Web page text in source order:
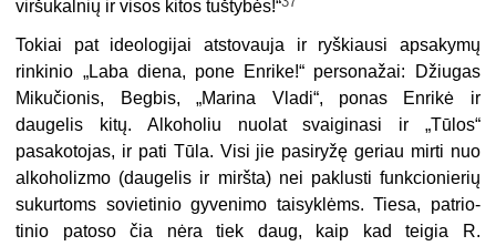
viršukalnių ir visos kitos tuštybės!“
Tokiai pat ideologijai atstovauja ir ryškiausi apsakymų
rinkinio „Laba diena, pone Enrike!“ personažai: Džiugas
Mikučionis, Begbis, „Marina Vladi“, ponas Enrikė ir
daugelis kitų. Alkoholiu nuolat svaiginasi ir „Tūlos“
pasakotojas, ir pati Tūla. Visi jie pasiryžę geriau mirti nuo
alkoholizmo (daugelis ir miršta) nei pa­klusti funkcionierių
sukurtoms sovietinio gyvenimo taisyklėms. Tiesa, patrio­
tinio patoso čia nėra tiek daug, kaip kad teigia R.